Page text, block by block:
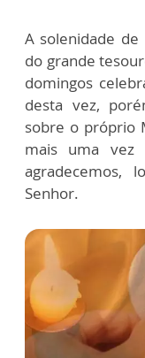
A solenidade de
do grande
domingos
desta vez,
sobre o próprio
mais uma vez
agradecemos,
Senhor.